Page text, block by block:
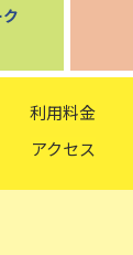
利用料金
アクセス